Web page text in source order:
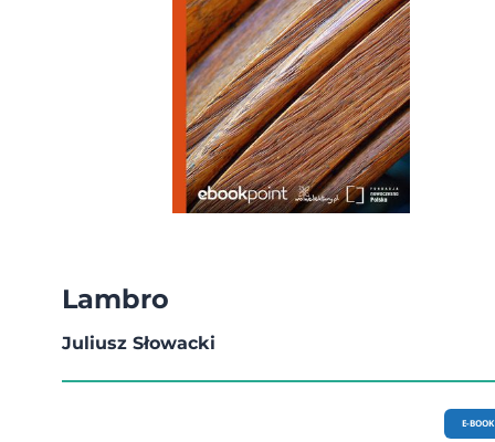
Lambro
Juliusz Słowacki
E-BOOK